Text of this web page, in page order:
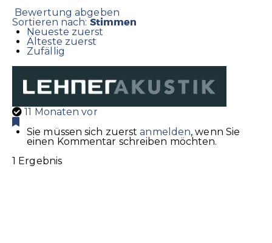
Bewertung abgeben
Sortieren nach: Stimmen
Neueste zuerst
Älteste zuerst
Zufällig
11 Monaten vor
Sie müssen sich zuerstanmelden, wenn Sie
einen Kommentar schreiben möchten.
1 Ergebnis